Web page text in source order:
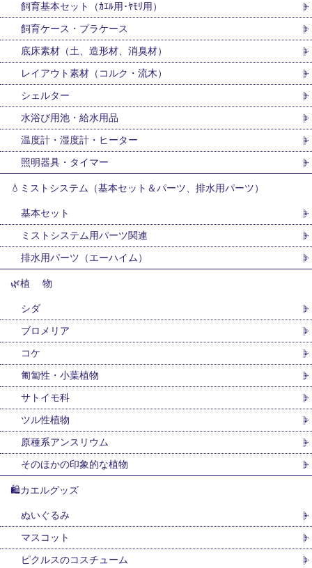
飼育基本セット（ｶｴﾙ用･ﾔﾓﾘ用）
飼育ケース・プラケース
底床素材（土、造形材、消臭材）
レイアウト素材（コルク・流木）
シェルター
水浴び用池・給水用品
温度計・湿度計・ヒーター
照明器具・タイマー
💧ミストシステム（基本セット＆パーツ、排水用パーツ）
基本セット
ミストシステム用パーツ関連
排水用パーツ（エーハイム）
🌿植 物
シダ
ブロメリア
コケ
匍匐性・小葉植物
サトイモ科
ツル性植物
原種系アンスリウム
そのほかの印象的な植物
🛍カエルグッズ
ぬいぐるみ
マスコット
ピクルスのコスチューム